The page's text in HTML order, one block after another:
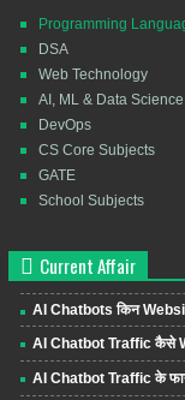
Programming
DSA
Web Technology
AI, ML & Data Science
DevOps
CS Core Subjects
GATE
School Subjects
Current Affair
AI Chatbots किन
AI Chatbot Traffic कैसे
AI Chatbot Traffic के